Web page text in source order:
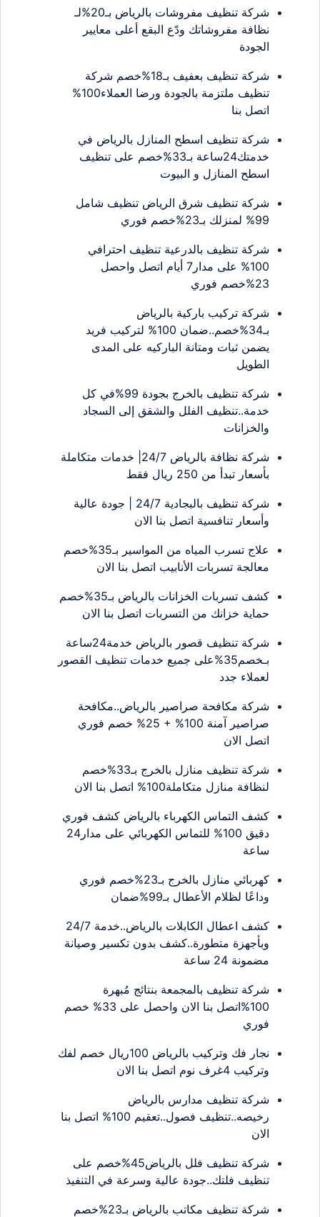
شركة تنظيف مفروشات بالرياض بـ20%لـ
نظافة مفروشاتك ودّع البقع أعلى معايير
الجودة
شركة تنظيف بعفيف بـ18%خصم شركة
تنظيف ملتزمة بالجودة ورضا العملاء100%
اتصل بنا
شركة تنظيف اسطح المنازل بالرياض في
خدمتك24ساعة بـ33%خصم على تنظيف
اسطح المنازل و البيوت
شركة تنظيف شرق الرياض تنظيف شامل
99% لمنزلك بـ23%خصم فوري
شركة تنظيف بالدرعية تنظيف احترافي
100% على مدار7 أيام اتصل واحصل
23%خصم فوري
شركة تركيب باركية بالرياض
بـ34%خصم..ضمان 100% لتركيب فريد
يضمن ثبات ومتانة الباركيه على المدى
الطويل
شركة تنظيف بالخرج بجودة 99%في كل
خدمة..تنظيف الفلل والشقق إلى السجاد
والخزانات
شركة نظافة بالرياض 24/7| خدمات متكاملة
بأسعار تبدأ من 250 ريال فقط
شركة تنظيف بالبجادية 24/7 | جودة عالية
وأسعار تنافسية اتصل بنا الان
علاج تسرب المياه من المواسير بـ35%خصم
معالجة تسربات الأنابيب اتصل بنا الان
كشف تسربات الخزانات بالرياض بـ35%خصم
حماية خزانك من التسربات اتصل بنا الان
شركة تنظيف قصور بالرياض خدمة24ساعة
بـخصم35%على جميع خدمات تنظيف القصور
لعملاء جدد
شركة مكافحة صراصير بالرياض..مكافحة
صراصير آمنة 100% + 25% خصم فوري
اتصل الان
شركة تنظيف منازل بالخرج بـ33%خصم
لنظافة منازل متكاملة100% اتصل بنا الان
كشف التماس الكهرباء بالرياض كشف فوري
دقيق 100% للتماس الكهربائي على مدار24
ساعة
كهربائي منازل بالخرج بـ23%خصم فوري
وداعًا لظلام الأعطال بـ99%ضمان
كشف اعطال الكابلات بالرياض..خدمة 24/7
وبأجهزة متطورة..كشف بدون تكسير وصيانة
مضمونة 24 ساعة
شركة تنظيف بالمجمعة بنتائج مُبهرة
100%اتصل بنا الان واحصل على 33% خصم
فوري
نجار فك وتركيب بالرياض 100ريال خصم لفك
وتركيب 4غرف نوم اتصل بنا الان
شركة تنظيف مدارس بالرياض
رخيصه..تنظيف فصول..تعقيم 100% اتصل بنا
الان
شركة تنظيف فلل بالرياض45%خصم على
تنظيف فلتك..جودة عالية وسرعة في التنفيذ
شركة تنظيف مكاتب بالرياض بـ23%خصم